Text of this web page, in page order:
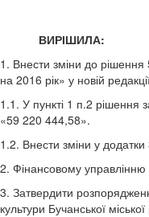
ВИРІШИЛА:
1. Внести зміни до рішення
на 2016 рік» у новій
1.1. У пункті 1 п.2
«59 220 444,58».
1.2. Внести зміни у
2. Фінансовому управлінню
3. Затвердити
культури Бучанської